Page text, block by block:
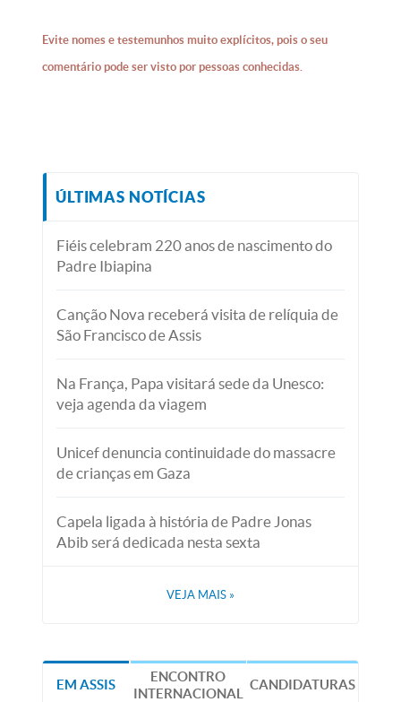
Evite nomes e testemunhos muito explícitos, pois o seu
comentário pode ser visto por pessoas conhecidas.
ÚLTIMAS NOTÍCIAS
Fiéis celebram 220 anos de nascimento do
Padre Ibiapina
Canção Nova receberá visita de relíquia de
São Francisco de Assis
Na França, Papa visitará sede da Unesco:
veja agenda da viagem
Unicef denuncia continuidade do massacre
de crianças em Gaza
Capela ligada à história de Padre Jonas
Abib será dedicada nesta sexta
VEJA MAIS »
EM ASSIS
ENCONTRO
INTERNACIONAL
CANDIDATURAS